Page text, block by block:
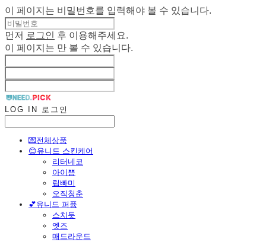
이 페이지는 비밀번호를 입력해야 볼 수 있습니다.
먼저 로그인
후 이용해주세요.
이 페이지는 만 볼 수 있습니다.
LOG IN 로그인
💌전체상품
😊유니드 스킨케어
리터네코
아이쁨
립빠미
오직청춘
💕유니드 퍼퓸
스치듯
엣즈
매드라운드